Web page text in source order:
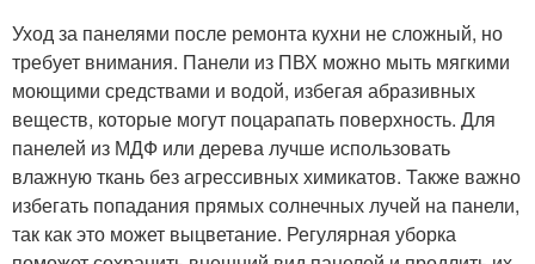
Уход за панелями после ремонта кухни не сложный, но
требует внимания. Панели из ПВХ можно мыть мягкими
моющими средствами и водой, избегая абразивных
веществ, которые могут поцарапать поверхность. Для
панелей из МДФ или дерева лучше использовать
влажную ткань без агрессивных химикатов. Также важно
избегать попадания прямых солнечных лучей на панели,
так как это может выцветание. Регулярная уборка